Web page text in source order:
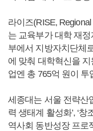
라이즈(RISE,
는 교육부가 대학 재
부에서 지방자치단체
에 맞춰 대학혁신을
업엔 총 765억 원이 투
세종대는 서울 전략산
력 생태계 활성화’, ‘
역사회 동반성장 프로